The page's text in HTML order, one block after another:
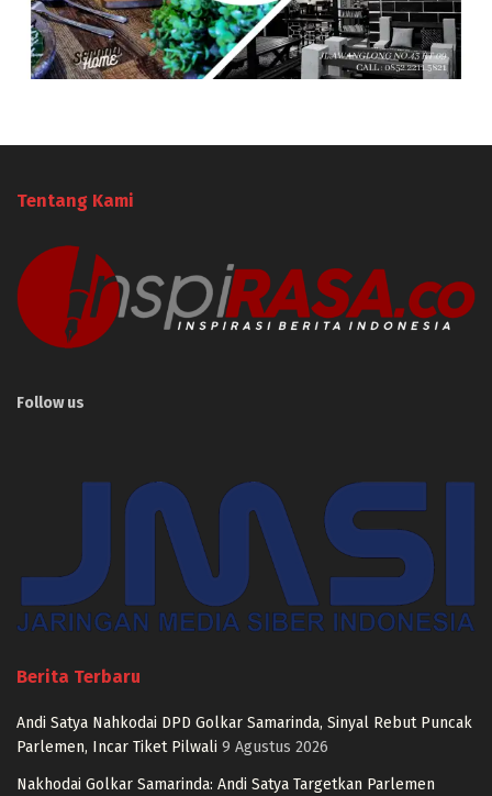
Tentang Kami
Follow us
Berita Terbaru
Andi Satya Nahkodai DPD Golkar Samarinda, Sinyal Rebut Puncak
Parlemen, Incar Tiket Pilwali 9 Agustus 2026
Nakhodai Golkar Samarinda: Andi Satya Targetkan Parlemen